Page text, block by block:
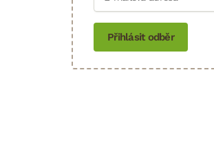
Přihlásit odběr